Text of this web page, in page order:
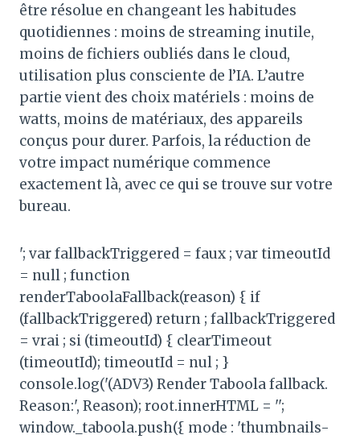
être résolue en changeant les habitudes
quotidiennes : moins de streaming inutile,
moins de fichiers oubliés dans le cloud,
utilisation plus consciente de l’IA. L’autre
partie vient des choix matériels : moins de
watts, moins de matériaux, des appareils
conçus pour durer. Parfois, la réduction de
votre impact numérique commence
exactement là, avec ce qui se trouve sur votre
bureau.
'; var fallbackTriggered = faux ; var timeoutId
= null ; function
renderTaboolaFallback(reason) { if
(fallbackTriggered) return ; fallbackTriggered
= vrai ; si (timeoutId) { clearTimeout
(timeoutId); timeoutId = nul ; }
console.log('(ADV3) Render Taboola fallback.
Reason:', Reason); root.innerHTML = '';
window._taboola.push({ mode : 'thumbnails-